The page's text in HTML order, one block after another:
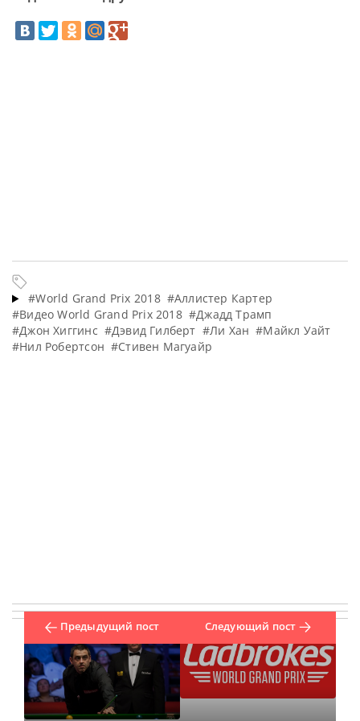
#World Grand Prix 2018 #Аллистер Картер
#Видео World Grand Prix 2018 #Джадд Трамп
#Джон Хиггинс #Дэвид Гилберт #Ли Хан #Майкл Уайт
#Нил Робертсон #Стивен Магуайр
Предыдущий пост Следующий пост